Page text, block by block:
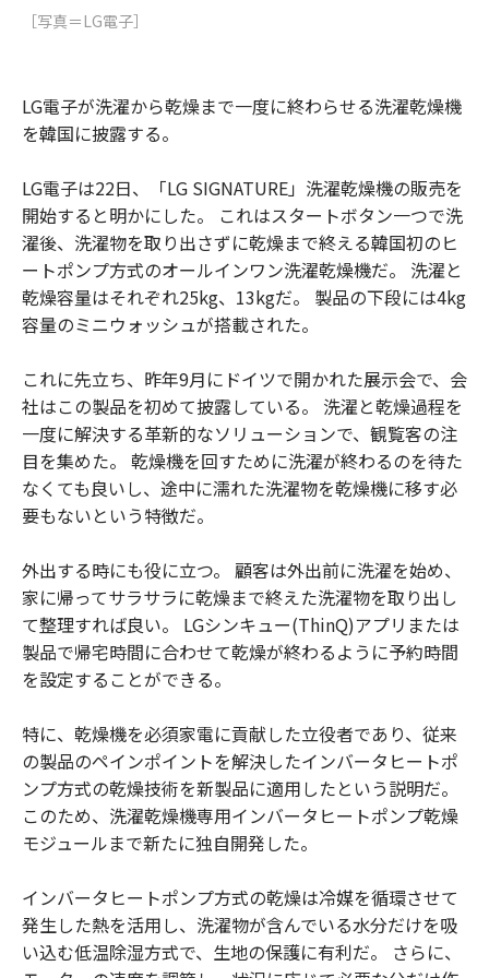
［写真＝LG電子］
LG電子が洗濯から乾燥まで一度に終わらせる洗濯乾燥機
を韓国に披露する。
LG電子は22日、「LG SIGNATURE」洗濯乾燥機の販売を
開始すると明かにした。 これはスタートボタン一つで洗
濯後、洗濯物を取り出さずに乾燥まで終える韓国初のヒ
ートポンプ方式のオールインワン洗濯乾燥機だ。 洗濯と
乾燥容量はそれぞれ25kg、13kgだ。 製品の下段には4kg
容量のミニウォッシュが搭載された。
これに先立ち、昨年9月にドイツで開かれた展示会で、会
社はこの製品を初めて披露している。 洗濯と乾燥過程を
一度に解決する革新的なソリューションで、観覧客の注
目を集めた。 乾燥機を回すために洗濯が終わるのを待た
なくても良いし、途中に濡れた洗濯物を乾燥機に移す必
要もないという特徴だ。
外出する時にも役に立つ。 顧客は外出前に洗濯を始め、
家に帰ってサラサラに乾燥まで終えた洗濯物を取り出し
て整理すれば良い。 LGシンキュー(ThinQ)アプリまたは
製品で帰宅時間に合わせて乾燥が終わるように予約時間
を設定することができる。
特に、乾燥機を必須家電に貢献した立役者であり、従来
の製品のペインポイントを解決したインバータヒートポ
ンプ方式の乾燥技術を新製品に適用したという説明だ。
このため、洗濯乾燥機専用インバータヒートポンプ乾燥
モジュールまで新たに独自開発した。
インバータヒートポンプ方式の乾燥は冷媒を循環させて
発生した熱を活用し、洗濯物が含んでいる水分だけを吸
い込む低温除湿方式で、生地の保護に有利だ。 さらに、